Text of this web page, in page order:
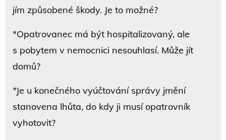
jím způsobené škody. Je to možné?
*Opatrovanec má být hospitalizovaný, ale
s pobytem v nemocnici nesouhlasí. Může jít
domů?
*Je u konečného vyúčtování správy jmění
stanovena lhůta, do kdy ji musí opatrovník
vyhotovit?